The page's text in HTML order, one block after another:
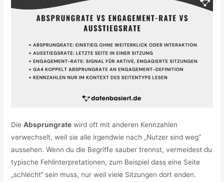
DieAbsprungrate wird oft mit anderen Kennzahlen
verwechselt, weil sie alle irgendwie nach „Nutzer sind weg“
aussehen. Wenn du die Begriffe sauber trennst, vermeidest du
typische Fehlinterpretationen, zum Beispiel dass eine Seite
„schlecht“ sein muss, nur weil viele Sitzungen dort enden.